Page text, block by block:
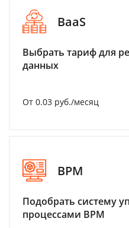
BaaS
Выбрать тариф для
данных
От 0.03 руб./месяц
BPM
Подобрать систему
процессами BPM